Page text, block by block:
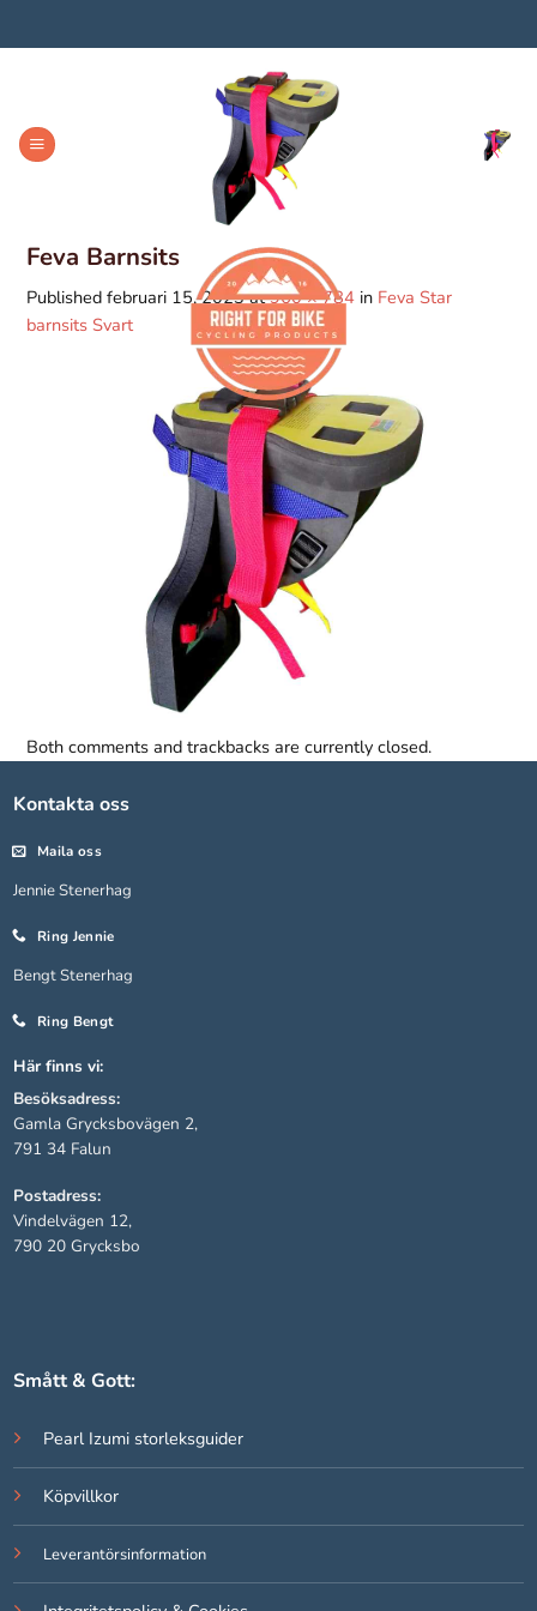
Feva Barnsits
Publishedfebruari 15, 2023at960 × 784 in Feva Star
barnsits Svart
Both comments and trackbacks are currently closed.
Kontakta oss
Maila oss
Jennie Stenerhag
Ring Jennie
Bengt Stenerhag
Ring Bengt
Här finns vi:
Besöksadress:
Gamla Grycksbovägen 2,
791 34 Falun
Postadress:
Vindelvägen 12,
790 20 Grycksbo
Smått & Gott:
Pearl Izumi storleksguider
Köpvillkor
Leverantörsinformation
Nödvändiga
går inte att
De behövs
för att
hemsidan
över huvud
taget ska
fungera.
Statistik
kunna
förbättra
hemsidans
används.
Upplevelse
För att vår
bra som
möjligt under